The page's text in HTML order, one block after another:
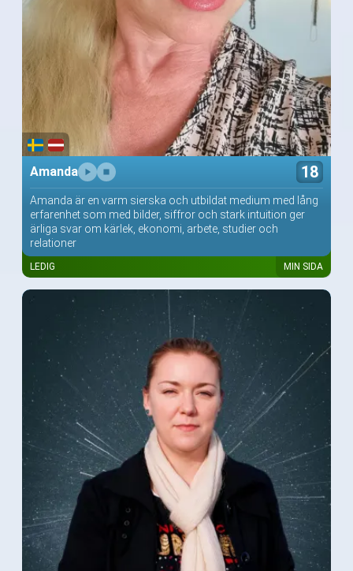
Amanda 18
Amanda är en varm sierska och utbildat medium med lång
erfarenhet som med bilder, siffror och stark intuition ger
ärliga svar om kärlek, ekonomi, arbete, studier och
relationer
LEDIG MIN SIDA